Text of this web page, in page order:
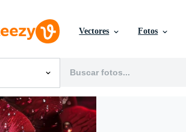
Vectores Fotos